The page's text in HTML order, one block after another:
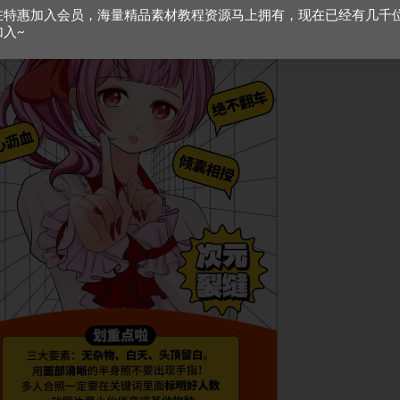
特惠加入会员，海量精品素材教程资源马上拥有，现在已经有几千
入~